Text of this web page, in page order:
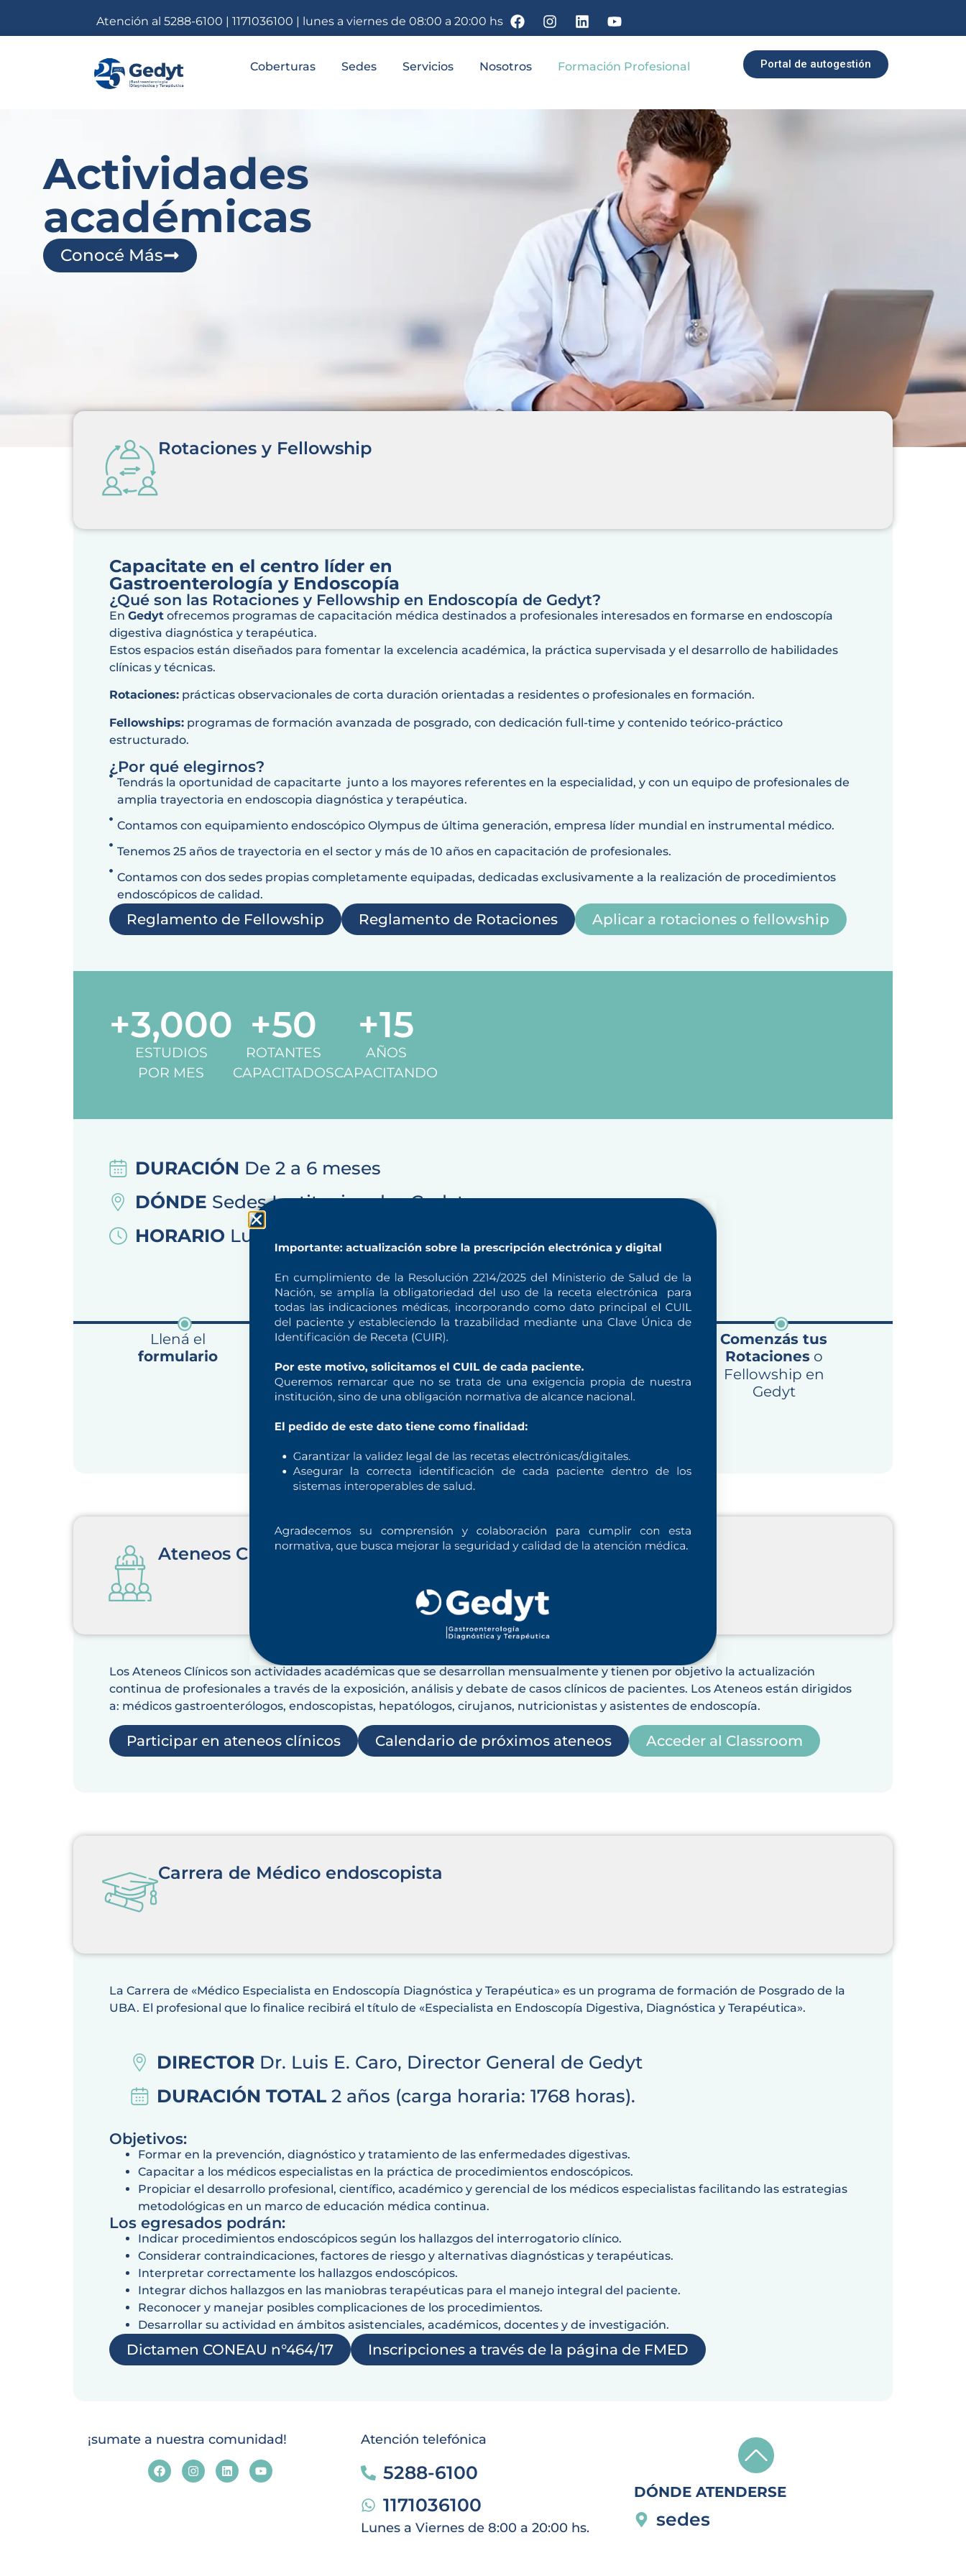
Atención al 5288-6100 | 1171036100 | lunes a viernes de 08:00 a 20:00 hs
Coberturas Sedes Servicios Nosotros Formación Profesional Portal de autogestión
Actividades
académicas
Conocé Más
Rotaciones y Fellowship
Capacitate en el centro líder en
Gastroenterología y Endoscopía
¿Qué son las Rotaciones y Fellowship en Endoscopía de Gedyt?
En Gedyt ofrecemos programas de capacitación médica destinados a profesionales interesados en formarse en endoscopía
digestiva diagnóstica y terapéutica.
Estos espacios están diseñados para fomentar la excelencia académica, la práctica supervisada y el desarrollo de habilidades
clínicas y técnicas.
Rotaciones: prácticas observacionales de corta duración orientadas a residentes o profesionales en formación.
Fellowships: programas de formación avanzada de posgrado, con dedicación full-time y contenido teórico-práctico
estructurado.
¿Por qué elegirnos?
Tendrás la oportunidad de capacitarte junto a los mayores referentes en la especialidad, y con un equipo de profesionales de
amplia trayectoria en endoscopia diagnóstica y terapéutica.
Contamos con equipamiento endoscópico Olympus de última generación, empresa líder mundial en instrumental médico.
Tenemos 25 años de trayectoria en el sector y más de 10 años en capacitación de profesionales.
Contamos con dos sedes propias completamente equipadas, dedicadas exclusivamente a la realización de procedimientos
endoscópicos de calidad.
Reglamento de Fellowship Reglamento de Rotaciones Aplicar a rotaciones o fellowship
ESTUDIOS
POR MES
+3,000
ROTANTES
CAPACITADOS
+50
AÑOS
CAPACITANDO
+15
DURACIÓN De 2 a 6 meses
DÓNDE Sedes Institucionales Gedyt
HORARIO Lun a Vier de 8:00 a 17:00
Llená el
formulario
Nuestro equipo
solicitud y
realizará
unapre-
selección
de los condidatos
Tendrás una
el Comité de
Admisión
Comenzás tus
Rotaciones o
Fellowship en
Gedyt
Ateneos Clínicos
Los Ateneos Clínicos son actividades académicas que se desarrollan mensualmente y tienen por objetivo la actualización
continua de profesionales a través de la exposición, análisis y debate de casos clínicos de pacientes. Los Ateneos están dirigidos
a: médicos gastroenterólogos, endoscopistas, hepatólogos, cirujanos, nutricionistas y asistentes de endoscopía.
Participar en ateneos clínicos Calendario de próximos ateneos Acceder al Classroom
Carrera de Médico endoscopista
La Carrera de «Médico Especialista en Endoscopía Diagnóstica y Terapéutica» es un programa de formación de Posgrado de la
UBA. El profesional que lo finalice recibirá el título de «Especialista en Endoscopía Digestiva, Diagnóstica y Terapéutica».
DIRECTOR Dr. Luis E. Caro, Director General de Gedyt
DURACIÓN TOTAL 2 años (carga horaria: 1768 horas).
Objetivos:
Formar en la prevención, diagnóstico y tratamiento de las enfermedades digestivas.
Capacitar a los médicos especialistas en la práctica de procedimientos endoscópicos.
Propiciar el desarrollo profesional, científico, académico y gerencial de los médicos especialistas facilitando las estrategias
metodológicas en un marco de educación médica continua.
Los egresados podrán:
Indicar procedimientos endoscópicos según los hallazgos del interrogatorio clínico.
Considerar contraindicaciones, factores de riesgo y alternativas diagnósticas y terapéuticas.
Interpretar correctamente los hallazgos endoscópicos.
Integrar dichos hallazgos en las maniobras terapéuticas para el manejo integral del paciente.
Reconocer y manejar posibles complicaciones de los procedimientos.
Desarrollar su actividad en ámbitos asistenciales, académicos, docentes y de investigación.
Dictamen CONEAU n°464/17 Inscripciones a través de la página de FMED
¡sumate a nuestra comunidad! Atención telefónica
5288-6100
1171036100
Lunes a Viernes de 8:00 a 20:00 hs.
DÓNDE ATENDERSE
sedes